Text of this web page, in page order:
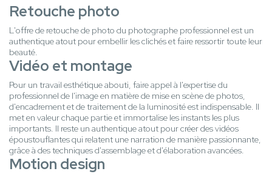
Retouche photo
L'offre de retouche de photo du photographe professionnel est un
authentique atout pour embellir les clichés et faire ressortir toute leur
beauté.
Vidéo et montage
Pour un travail esthétique abouti, faire appel à l'expertise du
professionnel de l'image en matière de mise en scène de photos,
d'encadrement et de traitement de la luminosité est indispensable. Il
met en valeur chaque partie et immortalise les instants les plus
importants. Il reste un authentique atout pour créer des vidéos
époustouflantes qui relatent une narration de manière passionnante,
grâce à des techniques d'assemblage et d'élaboration avancées.
Motion design